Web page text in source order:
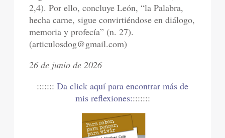
2,4). Por ello, concluye León, “la Palabra,
hecha carne, sigue convirtiéndose en diálogo,
memoria y profecía” (n. 27).
(articulosdog@gmail.com)
26 de junio de 2026
::::::: Da click aquí para encontrar más de
mis reflexiones::::::::